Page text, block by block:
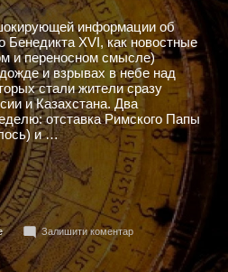
информации об
Бенедикта XVI, как новостные
и переносном смысле)
и взрывах в небе над
стали жители сразу
и Казахстана. Два
отставка Римского Папы
и …
Залишити коментардо
ЧЕЛЯБИНСКИЙ
МЕТЕОРИТ